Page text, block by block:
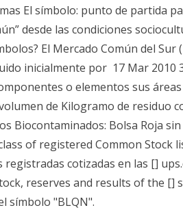
El símbolo: punto de partida
desde las condiciones
El Mercado Común del Sur
inicialmente por 17 Mar 2010
o elementos sus
de Kilogramo de residuo
Biocontaminados: Bolsa Roja
of registered Common Stock
cotizadas en las []
reserves and results of the []
símbolo "BLQN".